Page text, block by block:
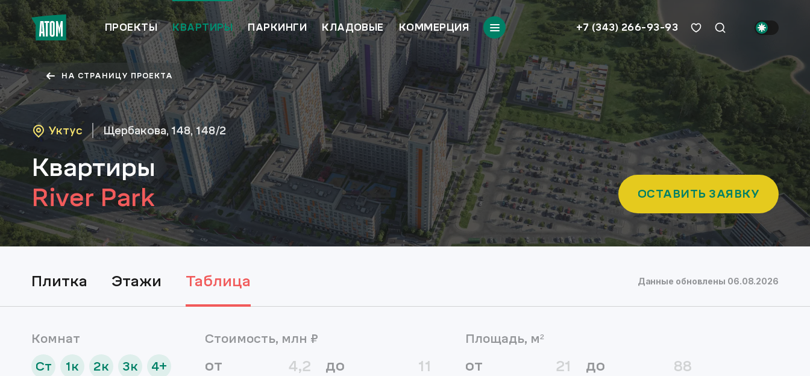
ПРОЕКТЫ КВАРТИРЫ ПАРКИНГИ КЛАДОВЫЕ КОММЕРЦИЯ +7 (343) 266-93-93
НА СТРАНИЦУ ПРОЕКТА
Уктус Щербакова, 148, 148/2
Квартиры
River Park
ОСТАВИТЬ ЗАЯВКУ
плитка этажи таблица Данные обновлены 06.08.2026
Комнат
Ст
1к 2к 3к 4+
Стоимость, млн ₽
от до
Площадь, м²
от до